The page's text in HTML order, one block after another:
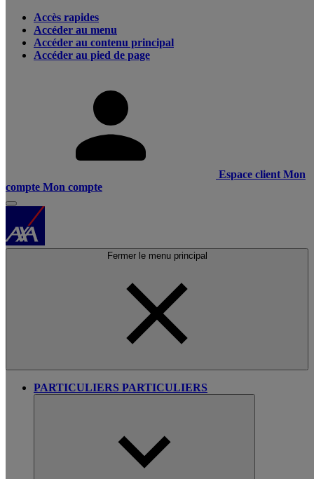
Accès rapides
Accéder au menu
Accéder au contenu principal
Accéder au pied de page
Espace client Mon
compte Mon compte
Fermer le menu principal
PARTICULIERS PARTICULIERS